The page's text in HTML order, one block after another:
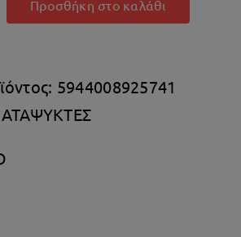
Προσθήκη στο καλάθι
5944008925741